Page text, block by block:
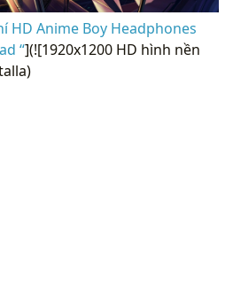
HD Anime Boy Headphones
“](![1920x1200 HD hình nền